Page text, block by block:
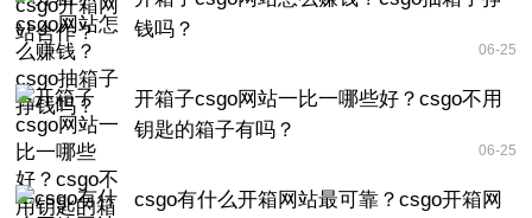
钱吗？
06-25
开箱子csgo网站一比一哪些好？csgo不用
钥匙的箱子有吗？
06-25
csgo有什么开箱网站最可靠？csgo开箱网